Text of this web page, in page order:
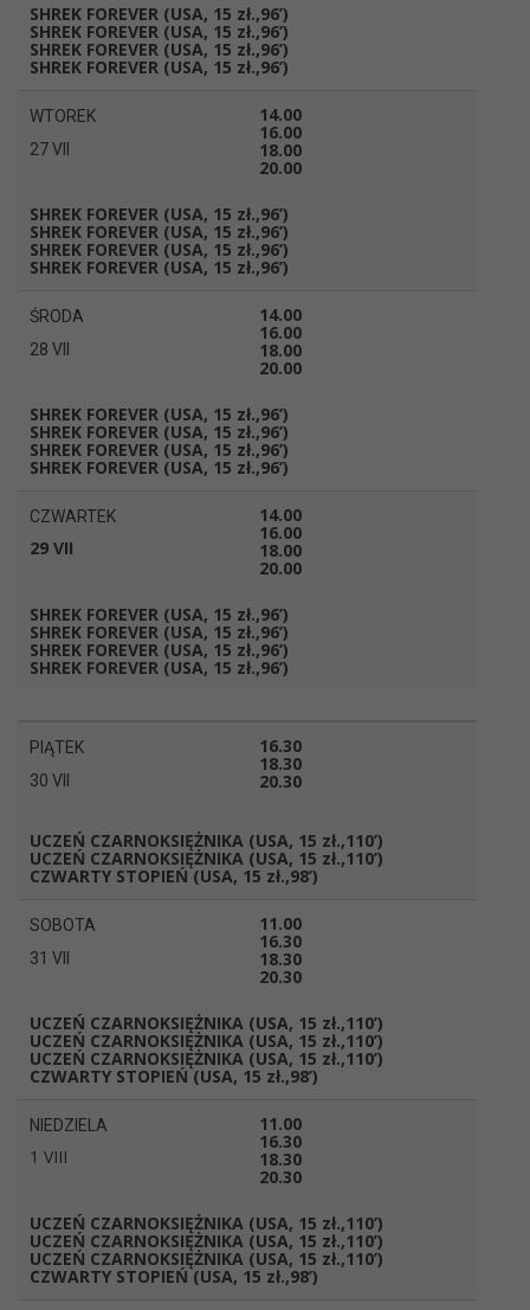
SHREK FOREVER (USA, 15 zł.,96’)
SHREK FOREVER (USA, 15 zł.,96’)
SHREK FOREVER (USA, 15 zł.,96’)
SHREK FOREVER (USA, 15 zł.,96’)
WTOREK
27 VII
14.00
16.00
18.00
20.00
SHREK FOREVER (USA, 15 zł.,96’)
SHREK FOREVER (USA, 15 zł.,96’)
SHREK FOREVER (USA, 15 zł.,96’)
SHREK FOREVER (USA, 15 zł.,96’)
ŚRODA
28 VII
14.00
16.00
18.00
20.00
SHREK FOREVER (USA, 15 zł.,96’)
SHREK FOREVER (USA, 15 zł.,96’)
SHREK FOREVER (USA, 15 zł.,96’)
SHREK FOREVER (USA, 15 zł.,96’)
CZWARTEK
29 VII
14.00
16.00
18.00
20.00
SHREK FOREVER (USA, 15 zł.,96’)
SHREK FOREVER (USA, 15 zł.,96’)
SHREK FOREVER (USA, 15 zł.,96’)
SHREK FOREVER (USA, 15 zł.,96’)
PIĄTEK
30 VII
16.30
18.30
20.30
UCZEŃ CZARNOKSIĘŻNIKA (USA, 15 zł.,110’)
UCZEŃ CZARNOKSIĘŻNIKA (USA, 15 zł.,110’)
CZWARTY STOPIEŃ(USA, 15 zł.,98’)
SOBOTA
31 VII
11.00
16.30
18.30
20.30
UCZEŃ CZARNOKSIĘŻNIKA (USA, 15 zł.,110’)
UCZEŃ CZARNOKSIĘŻNIKA (USA, 15 zł.,110’)
UCZEŃ CZARNOKSIĘŻNIKA (USA, 15 zł.,110’)
CZWARTY STOPIEŃ(USA, 15 zł.,98’)
NIEDZIELA
1 VIII
11.00
16.30
18.30
20.30
UCZEŃ CZARNOKSIĘŻNIKA (USA, 15 zł.,110’)
UCZEŃ CZARNOKSIĘŻNIKA (USA, 15 zł.,110’)
UCZEŃ CZARNOKSIĘŻNIKA (USA, 15 zł.,110’)
CZWARTY STOPIEŃ(USA, 15 zł.,98’)